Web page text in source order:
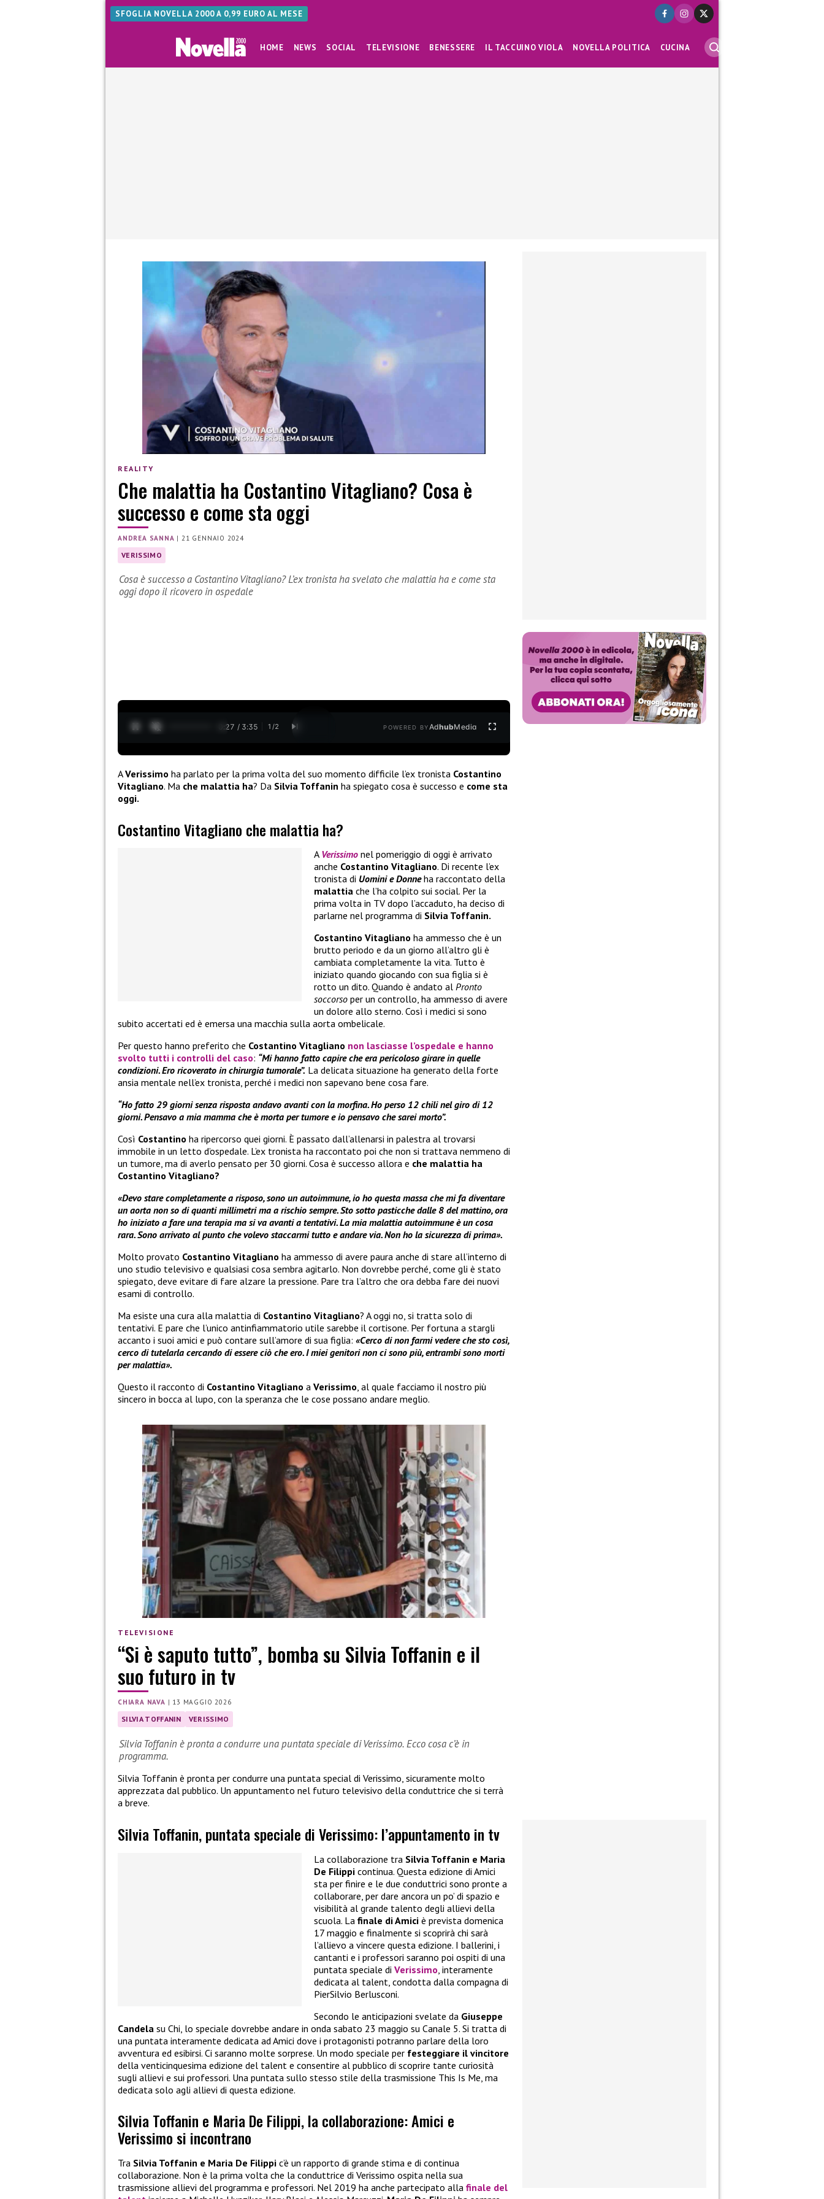
SFOGLIA NOVELLA 2000 A 0,99 EURO AL MESE
HOME NEWS SOCIAL TELEVISIONE BENESSERE IL TACCUINO VIOLA NOVELLA POLITICA CUCINA
REALITY
Che malattia ha Costantino Vitagliano? Cosa è
successo e come sta oggi
ANDREA SANNA | 21 GENNAIO 2024
VERISSIMO
Cosa è successo a Costantino Vitagliano? L’ex tronista ha svelato che malattia ha e come sta
oggi dopo il ricovero in ospedale
0:28 / 3:35 1 /2 POWERED BYAdhubMedia
AVerissimo ha parlato per la prima volta del suo momento difficile l’ex tronista Costantino
Vitagliano. Ma che malattia ha? Da Silvia Toffanin ha spiegato cosa è successo e come sta
oggi.
Costantino Vitagliano che malattia ha?
A Verissimo nel pomeriggio di oggi è arrivato
anche Costantino Vitagliano. Di recente l’ex
tronista di Uomini e Donneha raccontato della
malattia che l’ha colpito sui social. Per la
prima volta in TV dopo l’accaduto, ha deciso di
parlarne nel programma di Silvia Toffanin.
Costantino Vitagliano ha ammesso che è un
brutto periodo e da un giorno all’altro gli è
cambiata completamente la vita. Tutto è
iniziato quando giocando con sua figlia si è
rotto un dito. Quando è andato al Pronto
soccorso per un controllo, ha ammesso di avere
un dolore allo sterno. Così i medici si sono
subito accertati ed è emersa una macchia sulla aorta ombelicale.
Per questo hanno preferito che Costantino Vitagliano non lasciasse l’ospedale e hanno
svolto tutti i controlli del caso: “Mi hanno fatto capire che era pericoloso girare in quelle
condizioni. Ero ricoverato in chirurgia tumorale”. La delicata situazione ha generato della forte
ansia mentale nell’ex tronista, perché i medici non sapevano bene cosa fare.
“Ho fatto 29 giorni senza risposta andavo avanti con la morfina. Ho perso 12 chili nel giro di 12
giorni. Pensavo a mia mamma che è morta per tumore e io pensavo che sarei morto”.
Così Costantino ha ripercorso quei giorni. È passato dall’allenarsi in palestra al trovarsi
immobile in un letto d’ospedale. L’ex tronista ha raccontato poi che non si trattava nemmeno di
un tumore, ma di averlo pensato per 30 giorni. Cosa è successo allora e che malattia ha
Costantino Vitagliano?
«Devo stare completamente a risposo, sono un autoimmune, io ho questa massa che mi fa diventare
un aorta non so di quanti millimetri ma a rischio sempre. Sto sotto pasticche dalle 8 del mattino, ora
ho iniziato a fare una terapia ma si va avanti a tentativi. La mia malattia autoimmune è un cosa
rara. Sono arrivato al punto che volevo staccarmi tutto e andare via. Non ho la sicurezza di prima».
Molto provato Costantino Vitagliano ha ammesso di avere paura anche di stare all’interno di
uno studio televisivo e qualsiasi cosa sembra agitarlo. Non dovrebbe perché, come gli è stato
spiegato, deve evitare di fare alzare la pressione. Pare tra l’altro che ora debba fare dei nuovi
esami di controllo.
Ma esiste una cura alla malattia di Costantino Vitagliano? A oggi no, si tratta solo di
tentativi. E pare che l’unico antinfiammatorio utile sarebbe il cortisone. Per fortuna a stargli
accanto i suoi amici e può contare sull’amore di sua figlia: «Cerco di non farmi vedere che sto così,
cerco di tutelarla cercando di essere ciò che ero. I miei genitori non ci sono più, entrambi sono morti
per malattia».
Questo il racconto di Costantino Vitagliano a Verissimo, al quale facciamo il nostro più
sincero in bocca al lupo, con la speranza che le cose possano andare meglio.
TELEVISIONE
“Si è saputo tutto”, bomba su Silvia Toffanin e il
suo futuro in tv
CHIARA NAVA | 13 MAGGIO 2026
SILVIA TOFFANIN VERISSIMO
Silvia Toffanin è pronta a condurre una puntata speciale di Verissimo. Ecco cosa c’è in
programma.
Silvia Toffanin è pronta per condurre una puntata special di Verissimo, sicuramente molto
apprezzata dal pubblico. Un appuntamento nel futuro televisivo della conduttrice che si terrà
a breve.
Silvia Toffanin, puntata speciale di Verissimo: l’appuntamento in tv
La collaborazione tra Silvia Toffanin e Maria
De Filippi continua. Questa edizione di Amici
sta per finire e le due conduttrici sono pronte a
collaborare, per dare ancora un po’ di spazio e
visibilità al grande talento degli allievi della
scuola. La finale di Amici è prevista domenica
17 maggio e finalmente si scoprirà chi sarà
l’allievo a vincere questa edizione. I ballerini, i
cantanti e i professori saranno poi ospiti di una
puntata speciale di Verissimo , interamente
dedicata al talent, condotta dalla compagna di
PierSilvio Berlusconi.
Secondo le anticipazioni svelate da Giuseppe
Candela su Chi, lo speciale dovrebbe andare in onda sabato 23 maggio su Canale 5. Si tratta di
una puntata interamente dedicata ad Amici dove i protagonisti potranno parlare della loro
avventura ed esibirsi. Ci saranno molte sorprese. Un modo speciale per festeggiare il vincitore
della venticinquesima edizione del talent e consentire al pubblico di scoprire tante curiosità
sugli allievi e sui professori. Una puntata sullo stesso stile della trasmissione This Is Me, ma
dedicata solo agli allievi di questa edizione.
Silvia Toffanin e Maria De Filippi, la collaborazione: Amici e
Verissimo si incontrano
Tra Silvia Toffanin e Maria De Filippi c’è un rapporto di grande stima e di continua
collaborazione. Non è la prima volta che la conduttrice di Verissimo ospita nella sua
trasmissione allievi del programma e professori. Nel 2019 ha anche partecipato alla finale del